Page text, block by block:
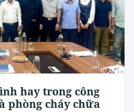
hay trong công
phòng cháy chữa